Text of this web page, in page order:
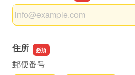
メールアドレス
住所
郵便番号